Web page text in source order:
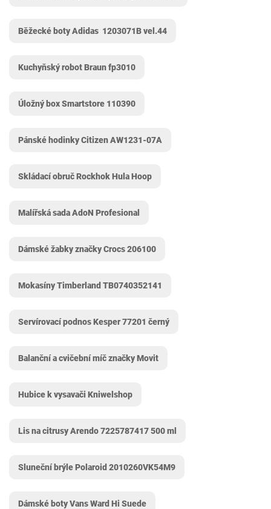
Běžecké boty Adidas ‎ 1203071B vel.44
Kuchyňský robot Braun fp3010
Úložný box Smartstore 110390
Pánské hodinky Citizen AW1231-07A
Skládací obruč Rockhok Hula Hoop
Malířská sada AdoN Profesional
Dámské žabky značky Crocs 206100
Mokasíny Timberland TB0740352141
Servírovací podnos Kesper 77201 černý
Balanční a cvičební míč značky Movit
Hubice k vysavači Kniwelshop
Lis na citrusy Arendo ‎7225787417 500 ml
Sluneční brýle Polaroid 2010260VK54M9
Dámské boty Vans Ward Hi Suede